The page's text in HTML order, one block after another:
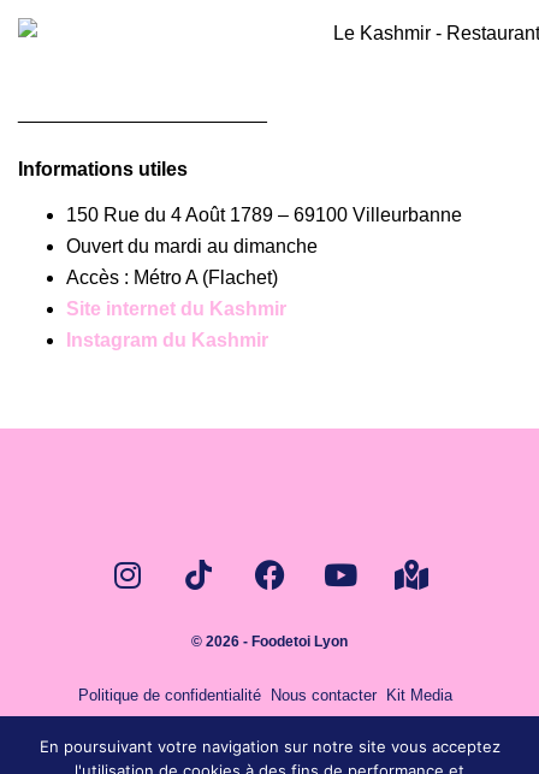
Informations utiles
150 Rue du 4 Août 1789 – 69100 Villeurbanne
Ouvert du mardi au dimanche
Accès : Métro A (Flachet)
Site internet du Kashmir
Instagram du Kashmir
© 2026 - Foodetoi Lyon
Politique de confidentialité Nous contacter Kit Media
En poursuivant votre navigation sur notre site vous acceptez